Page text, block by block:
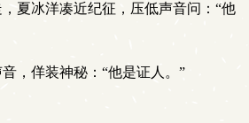
夏冰洋凑近纪征，压低声音问：“他
，佯装神秘：“他是证人。”